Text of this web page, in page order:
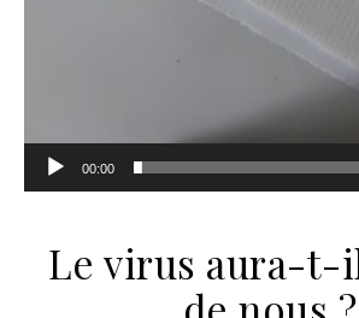
00:00
Le virus aura-t-